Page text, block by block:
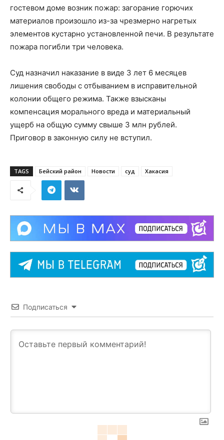
гостевом доме возник пожар: загорание горючих
материалов произошло из-за чрезмерно нагретых
элементов кустарно установленной печи. В результате
пожара погибли три человека.
Суд назначил наказание в виде 3 лет 6 месяцев
лишения свободы с отбыванием в исправительной
колонии общего режима. Также взысканы
компенсация морального вреда и материальный
ущерб на общую сумму свыше 3 млн рублей.
Приговор в законную силу не вступил.
TAGS Бейский район Новости суд Хакасия
Подписаться